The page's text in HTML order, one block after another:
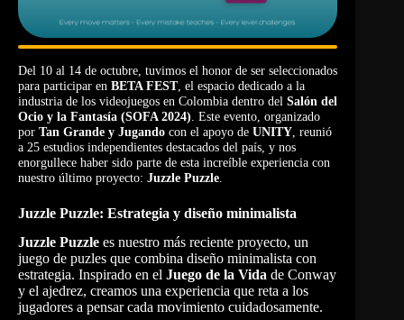
Del 10 al 14 de octubre, tuvimos el honor de ser seleccionados
para participar en BETA FEST, el espacio dedicado a la
industria de los videojuegos en Colombia dentro del Salón del
Ocio y la Fantasía (SOFA 2024). Este evento, organizado
por Tan Grande y Jugando con el apoyo de UNITY, reunió
a 25 estudios independientes destacados del país, y nos
enorgullece haber sido parte de esta increíble experiencia con
nuestro último proyecto: Juzzle Puzzle.
Juzzle Puzzle: Estrategia y diseño minimalista
Juzzle Puzzle es nuestro más reciente proyecto, un
juego de puzles que combina diseño minimalista con
estrategia. Inspirado en el Juego de la Vida de Conway
y el ajedrez, creamos una experiencia que reta a los
jugadores a pensar cada movimiento cuidadosamente.